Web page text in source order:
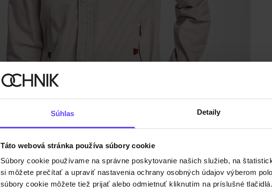
Súhlas Detaily
Táto webová stránka používa súbory cookie
Súbory cookie používame na správne poskytovanie našich služieb, na
si môžete prečítať a upraviť nastavenia ochrany osobných údajov výberom
súbory cookie môžete tiež prijať alebo odmietnuť kliknutím na príslušné